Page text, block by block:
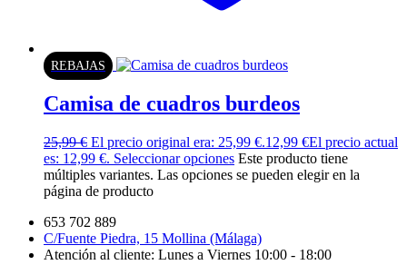
REBAJAS
Camisa de cuadros burdeos
25,99€ El precio original era: 25,99 €.12,99 €El precio actual
es: 12,99 €. Seleccionar opciones Este producto tiene
múltiples variantes. Las opciones se pueden elegir en la
página de producto
653 702 889
C/Fuente Piedra, 15 Mollina (Málaga)
Atención al cliente: Lunes a Viernes 10:00 - 18:00